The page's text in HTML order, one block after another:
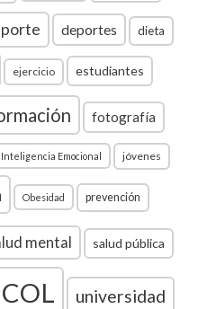
deportes dieta
ejercicio estudiantes
fotografía
Inteligencia Emocional jóvenes
Obesidad prevención
mental salud pública
universidad